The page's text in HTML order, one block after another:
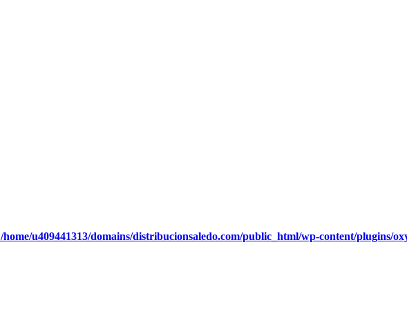
/home/u409441313/domains/distribucionsaledo.com/public_html/wp-content/plugins/